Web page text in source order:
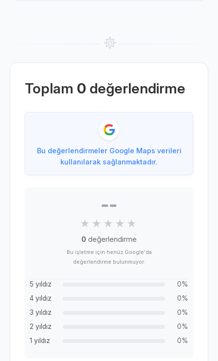
Toplam 0 değerlendirme
Bu değerlendirmeler Google Maps verileri
kullanılarak sağlanmaktadır.
--
0 değerlendirme
Bu işletme için henüz Google'da
değerlendirme bulunmuyor.
5 yıldız
0%
4 yıldız
0%
3 yıldız
0%
2 yıldız
0%
1 yıldız
0%